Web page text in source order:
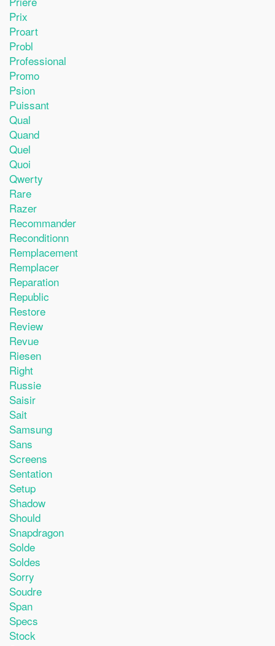
Prix
Proart
Probl
Professional
Promo
Psion
Puissant
Qual
Quand
Quel
Quoi
Qwerty
Rare
Razer
Recommander
Reconditionn
Remplacement
Remplacer
Reparation
Republic
Restore
Review
Revue
Riesen
Right
Russie
Saisir
Sait
Samsung
Sans
Screens
Sentation
Setup
Shadow
Should
Snapdragon
Solde
Soldes
Sorry
Soudre
Span
Specs
Stock